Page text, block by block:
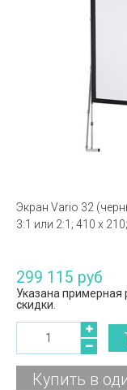
Экран Vario 32
3:1 или 2:1; 410 x
299 115 руб
Указана примерная
скидки.
Купить в